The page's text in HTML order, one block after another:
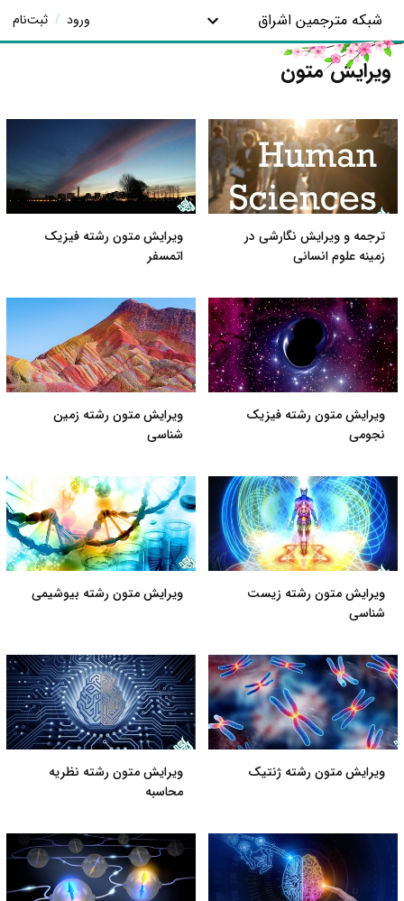
شبکه مترجمین اشراق ورود / ثبت‌نام
ویرایش متون
ترجمه و ویرایش نگارشی در
زمینه علوم انسانی
ویرایش متون رشته فیزیک
اتمسفر
ویرایش متون رشته فیزیک
نجومی
ویرایش متون رشته زمین
شناسی
ویرایش متون رشته زیست
شناسی
ویرایش متون رشته بیوشیمی
ویرایش متون رشته ژنتیک
ویرایش متون رشته نظریه
محاسبه